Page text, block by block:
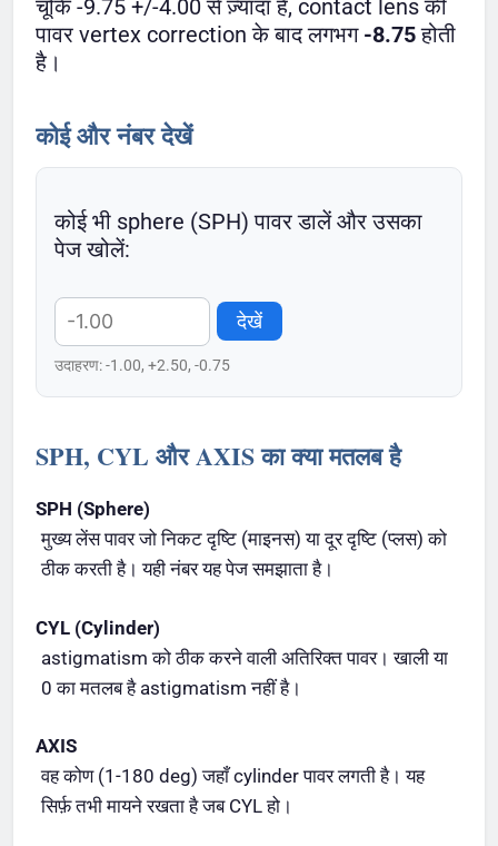
चूँकि -9.75 +/-4.00 से ज़्यादा है, contact lens की
पावर vertex correction के बाद लगभग -8.75होती
है।
कोई और नंबर देखें
कोई भी sphere (SPH) पावर डालें और उसका
पेज खोलें:
देखें
उदाहरण: -1.00, +2.50, -0.75
SPH, CYL और AXIS का क्या मतलब है
SPH (Sphere)
मुख्य लेंस पावर जो निकट दृष्टि (माइनस) या दूर दृष्टि (प्लस) को
ठीक करती है। यही नंबर यह पेज समझाता है।
CYL (Cylinder)
astigmatism को ठीक करने वाली अतिरिक्त पावर। खाली या
0 का मतलब है astigmatism नहीं है।
AXIS
वह कोण (1-180 deg) जहाँ cylinder पावर लगती है। यह
सिर्फ़ तभी मायने रखता है जब CYL हो।